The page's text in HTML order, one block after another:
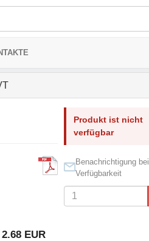
Produkt ist nicht
verfügbar
Benachrichtigung bei
Verfügbarkeit
EUR